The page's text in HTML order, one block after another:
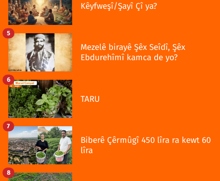
Kêyfweşî/Şayî Çî ya?
Mezelê birayê Şêx Seîdî, Şêx
Ebdurehîmî kamca de yo?
5
TARU
6
Biberê Çêrmûgî 450 lîra ra kewt 60
lîra
7
8